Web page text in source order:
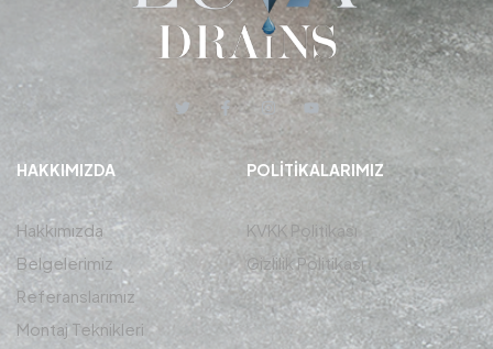
HAKKIMIZDA
Hakkımızda
Belgelerimiz
Referanslarımız
Montaj Teknikleri
POLITIKALARIMIZ
KVKK Politikası
Gizlilik Politikası